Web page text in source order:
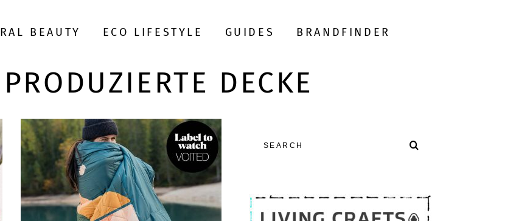
BEAUTY ECO LIFESTYLE GUIDES BRANDFINDER
DECKE